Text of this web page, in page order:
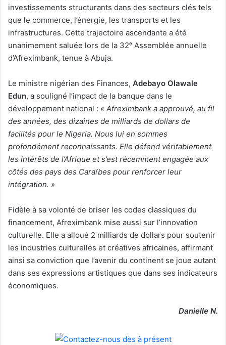
investissements structurants dans des secteurs clés tels
que le commerce, l’énergie, les transports et les
infrastructures. Cette trajectoire ascendante a été
unanimement saluée lors de la 32ᵉ Assemblée annuelle
d’Afreximbank, tenue à Abuja.
Le ministre nigérian des Finances, Adebayo Olawale
Edun, a souligné l’impact de la banque dans le
développement national : « Afreximbank a approuvé, au fil
des années, des dizaines de milliards de dollars de
facilités pour le Nigeria. Nous lui en sommes
profondément reconnaissants. Elle défend véritablement
les intérêts de l’Afrique et s’est récemment engagée aux
côtés des pays des Caraïbes pour renforcer leur
intégration. »
Fidèle à sa volonté de briser les codes classiques du
financement, Afreximbank mise aussi sur l’innovation
culturelle. Elle a alloué 2 milliards de dollars pour soutenir
les industries culturelles et créatives africaines, affirmant
ainsi sa conviction que l’avenir du continent se joue autant
dans ses expressions artistiques que dans ses indicateurs
économiques.
Danielle N.